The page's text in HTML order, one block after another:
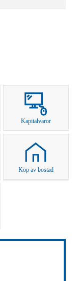
Kapitalvaror
Köp av bostad